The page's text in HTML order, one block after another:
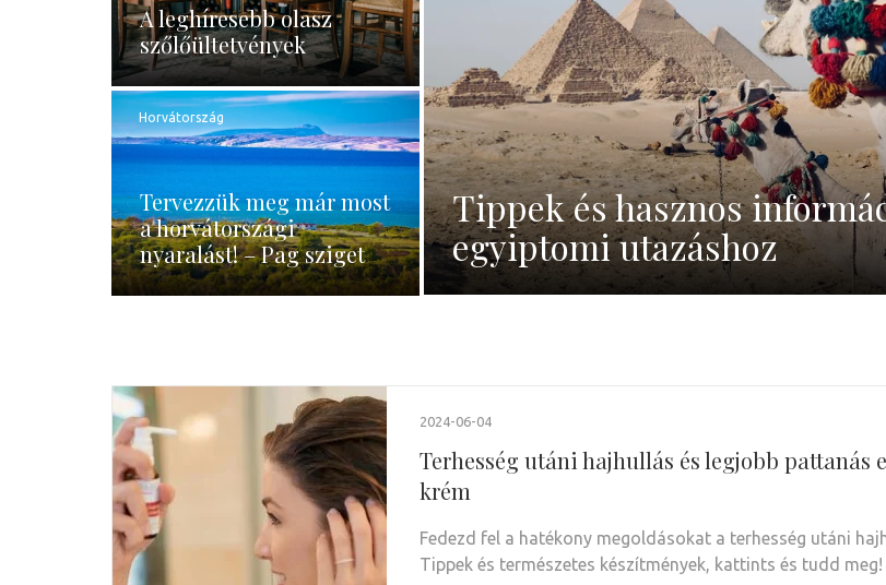
A leghíresebb olasz
szőlőültetvények
Horvátország
Tervezzük meg már most
a horvátországi
nyaralást! – Pag sziget
Tippek és hasznos
egyiptomi utazáshoz
2024-06-04
Terhesség utáni hajhullás és legjobb pattanás
krém
Fedezd fel a hatékony megoldásokat a terhesség utáni
Tippek és természetes készítmények, kattints és tudd meg!